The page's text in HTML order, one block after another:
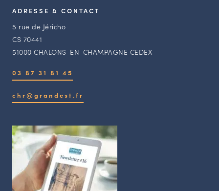
ADRESSE & CONTACT
5 rue de Jéricho
CS 70441
51000 CHALONS-EN-CHAMPAGNE CEDEX
03 87 31 81 45
chr@grandest.fr